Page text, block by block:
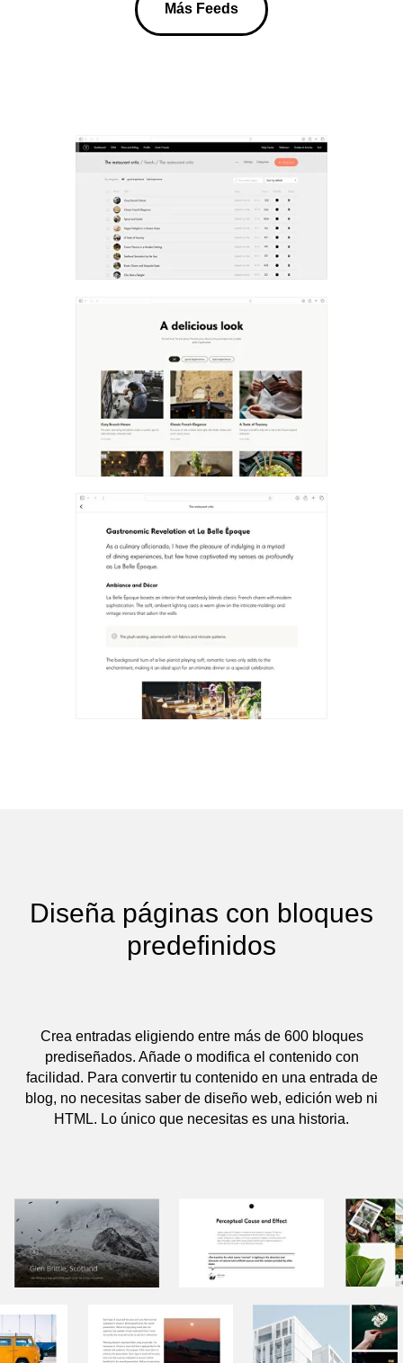
Más Feeds
Diseña páginas con bloques
predefinidos
Crea entradas eligiendo entre más de 600 bloques
prediseñados. Añade o modifica el contenido con
facilidad. Para convertir tu contenido en una entrada de
blog, no necesitas saber de diseño web, edición web ni
HTML. Lo único que necesitas es una historia.